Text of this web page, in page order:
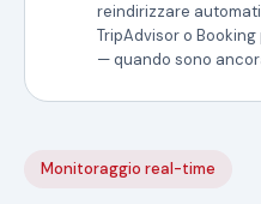
reindirizzare
TripAdvisor o
— quando sono
Monitoraggio real-time